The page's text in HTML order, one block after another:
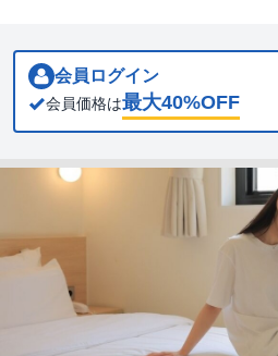
会員ログイン
会員価格は最大40%OFF